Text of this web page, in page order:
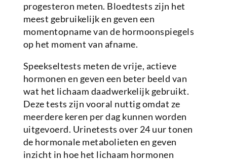
progesteron meten. Bloedtests zijn het
meest gebruikelijk en geven een
momentopname van de hormoonspiegels
op het moment van afname.
Speekseltests meten de vrije, actieve
hormonen en geven een beter beeld van
wat het lichaam daadwerkelijk gebruikt.
Deze tests zijn vooral nuttig omdat ze
meerdere keren per dag kunnen worden
uitgevoerd. Urinetests over 24 uur tonen
de hormonale metabolieten en geven
inzicht in hoe het lichaam hormonen